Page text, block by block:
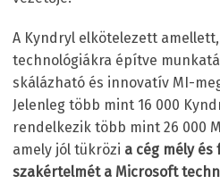
A Kyndryl elkötelezett
technológiákra építve
skálázható és innovatív MI-
Jelenleg több mint 16 000
rendelkezik több mint 26 000
amely jól tükrözi a cég mély
szakértelmét a Microsoft